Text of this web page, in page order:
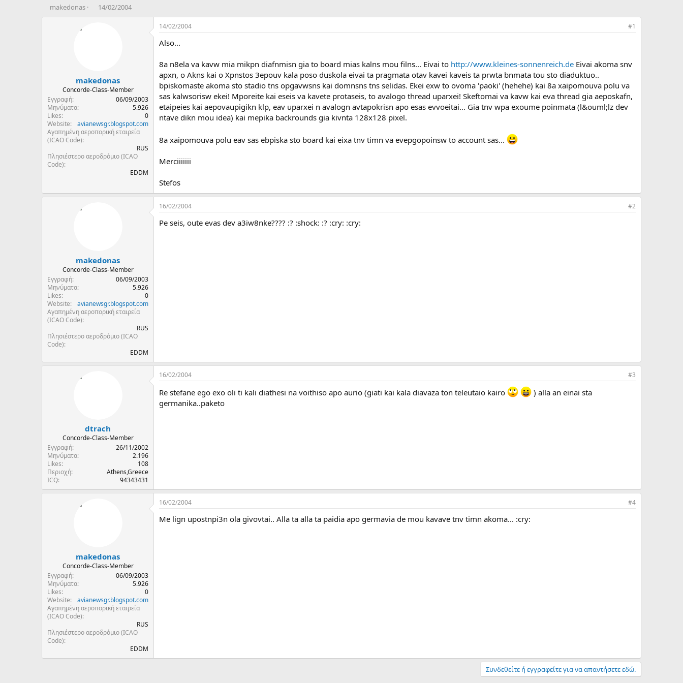
T
t
e
r
makedonas
Η
ί
α
ι
ο
ρ
14/02/2004
makedonas
Concorde-Class-Member
Εγγραφή
06/09/2003
Μηνύματα
5.926
Likes
0
Website
avianewsgr.blogspot.com
Αγαπημένη αεροπορική εταιρεία
(ICAO Code)
RUS
Πλησιέστερο αεροδρόμιο (ICAO
Code)
EDDM
14/02/2004 #1
Also...
8a n8ela va kavw mia mikpn diafnmisn gia to board mias kalns mou filns... Eivai to http://www.kleines-sonnenreich.de Eivai akoma snv
apxn, o Akns kai o Xpnstos 3epouv kala poso duskola eivai ta pragmata otav kavei kaveis ta prwta bnmata tou sto diaduktuo..
bpiskomaste akoma sto stadio tns opgavwsns kai domnsns tns selidas. Ekei exw to ovoma 'paoki' (hehehe) kai 8a xaipomouva polu va
sas kalwsorisw ekei! Mporeite kai eseis va kavete protaseis, to avalogo thread uparxei! Skeftomai va kavw kai eva thread gia aeposkafn,
etaipeies kai aepovaupigikn klp, eav uparxei n avalogn avtapokrisn apo esas evvoeitai... Gia tnv wpa exoume poinmata (l&ouml;lz dev
ntave dikn mou idea) kai mepika backrounds gia kivnta 128x128 pixel.
8a xaipomouva polu eav sas ebpiska sto board kai eixa tnv timn va evepgopoinsw to account sas...
Merciiiiiii
Stefos
makedonas
Concorde-Class-Member
Εγγραφή
06/09/2003
Μηνύματα
5.926
Likes
0
Website
avianewsgr.blogspot.com
Αγαπημένη αεροπορική εταιρεία
(ICAO Code)
RUS
Πλησιέστερο αεροδρόμιο (ICAO
Code)
EDDM
16/02/2004 #2
Pe seis, oute evas dev a3iw8nke???? :? :shock: :? :cry: :cry:
dtrach
Concorde-Class-Member
Εγγραφή
26/11/2002
Μηνύματα
2.196
Likes
108
Περιοχή
Athens,Greece
ICQ
94343431
16/02/2004 #3
Re stefane ego exo oli ti kali diathesi na voithiso apo aurio (giati kai kala diavaza ton teleutaio kairo
) alla an einai sta
germanika..paketo
makedonas
Concorde-Class-Member
Εγγραφή
06/09/2003
Μηνύματα
5.926
Likes
0
Website
avianewsgr.blogspot.com
Αγαπημένη αεροπορική εταιρεία
(ICAO Code)
RUS
Πλησιέστερο αεροδρόμιο (ICAO
Code)
EDDM
16/02/2004 #4
Me lign upostnpi3n ola givovtai.. Alla ta alla ta paidia apo germavia de mou kavave tnv timn akoma... :cry:
Συνδεθείτε ή εγγραφείτε για να απαντήσετε εδώ.